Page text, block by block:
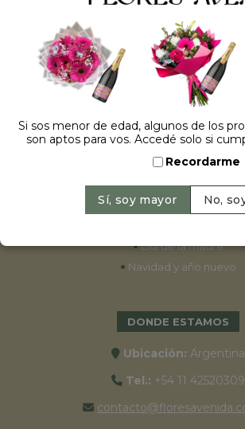
ESPECIALES
Cumpleaños
15 años
• Bodas
•Aniversarios
Graduaciones
•Nacimientos
•San Valentín
•Día de la madre
• Navidad y año nuevo
DONDE ESTAMOS
Ubicación: Argentina
Tel.: +54 11 42520309
Si sos menor de edad, algunos de los
son aptos para vos. Accedé solo si
Recordarme